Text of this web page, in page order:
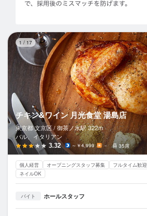
1 / 17
チキン&ワイン 月光食堂 湯島店
東京都 文京区 / 御茶ノ水駅 322m
バル、イタリアン
3.32 ～￥4,999 － 35席
個人経営 オープニングスタッフ募集 フルタイム歓迎
ネイルOK
バイト ホールスタッフ